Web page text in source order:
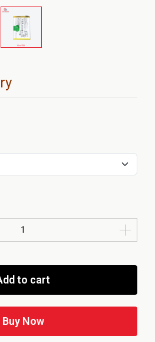
to cart
Buy Now